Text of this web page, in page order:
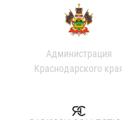
Администрация
Краснодарского